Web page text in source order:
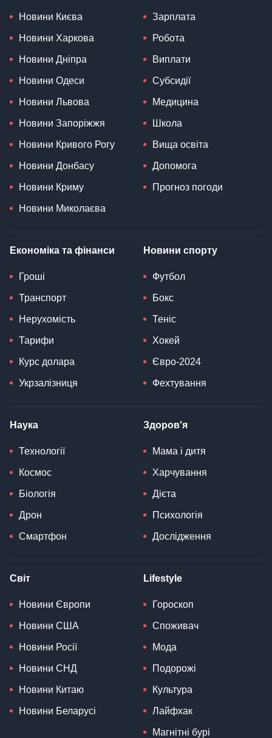
Новини Києва
Новини Харкова
Новини Дніпра
Новини Одеси
Новини Львова
Новини Запоріжжя
Новини Кривого Рогу
Новини Донбасу
Новини Криму
Новини Миколаєва
Зарплата
Робота
Виплати
Субсидії
Медицина
Школа
Вища освіта
Допомога
Прогноз погоди
Економіка та фінанси
Гроші
Транспорт
Нерухомість
Тарифи
Курс долара
Укрзалізниця
Новини спорту
Футбол
Бокс
Теніс
Хокей
Євро-2024
Фехтування
Наука
Технології
Космос
Біологія
Дрон
Смартфон
Здоров'я
Мама і дитя
Харчування
Дієта
Психологія
Дослідження
Світ
Новини Європи
Новини США
Новини Росії
Новини СНД
Новини Китаю
Новини Беларусі
Lifestyle
Гороскоп
Споживач
Мода
Подорожі
Культура
Лайфхак
Магнітні бурі